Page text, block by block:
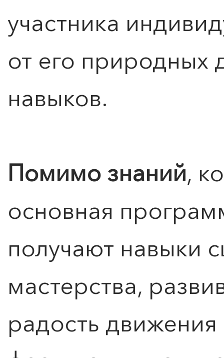
участника
от его природных
навыков.
Помимо знаний,
основная
получают навыки
мастерства,
радость движения